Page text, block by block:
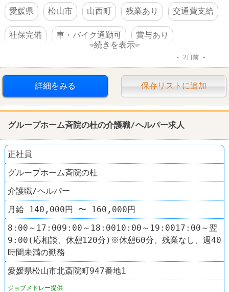
愛媛県
松山市 山西町 残業あり 交通費支給
社保完備 車・バイク通勤可 賞与あり
続きを表示
2日前
詳細をみる 保存リストに追加
グループホーム斉院の杜の介護職/ヘルパー求人
正社員
グループホーム斉院の杜
介護職/ヘルパー
月給 140,000円 〜 160,000円
8:00～17:009:00～18:0010:00～19:0017:00～翌
9:00(応相談、休憩120分)※休憩60分、残業なし、週40
時間未満の勤務
愛媛県松山市北斎院町947番地1
ジョブメドレー提供